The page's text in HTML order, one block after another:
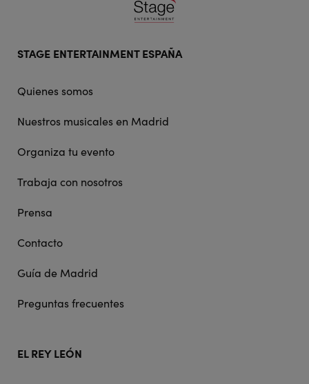
doormat
STAGE ENTERTAINMENT ESPAÑA
Quienes somos
Nuestros musicales en Madrid
Organiza tu evento
Trabaja con nosotros
Prensa
Contacto
Guía de Madrid
Preguntas frecuentes
EL REY LEÓN